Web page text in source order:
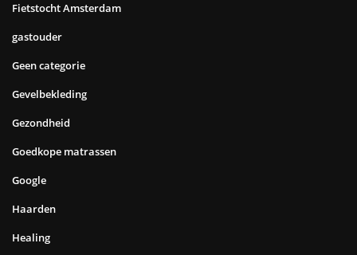
Fietstocht Amsterdam
gastouder
Geen categorie
Gevelbekleding
Gezondheid
Goedkope matrassen
Google
Haarden
Healing